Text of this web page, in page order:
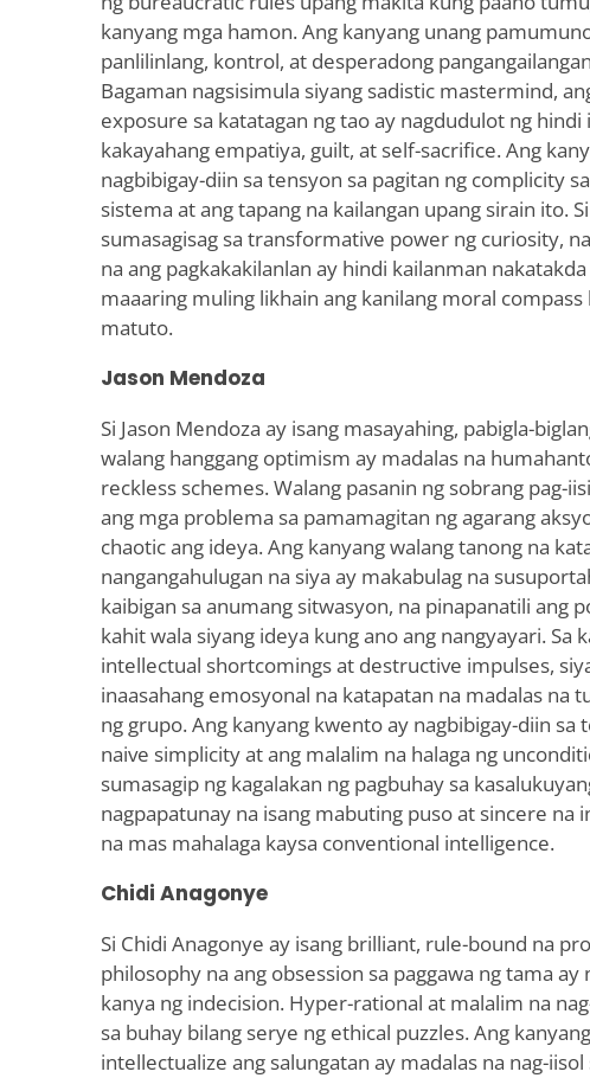
kanyang mga hamon. Ang kanyang unang
panlilinlang, kontrol, at desperadong
Bagaman nagsisimula siyang sadistic mastermind,
exposure sa katatagan ng tao ay nagdudulot ng hindi
kakayahang empatiya, guilt, at self-sacrifice. Ang
nagbibigay-diin sa tensyon sa pagitan ng complicity
sistema at ang tapang na kailangan upang sirain ito.
sumasagisag sa transformative power ng curiosity,
na ang pagkakakilanlan ay hindi kailanman
maaaring muling likhain ang kanilang moral compass
matuto.
Jason Mendoza
Si Jason Mendoza ay isang masayahing, pabigla-
walang hanggang optimism ay madalas na
reckless schemes. Walang pasanin ng sobrang pag-
ang mga problema sa pamamagitan ng agarang
chaotic ang ideya. Ang kanyang walang tanong na
nangangahulugan na siya ay makabulag na
kaibigan sa anumang sitwasyon, na pinapanatili ang
kahit wala siyang ideya kung ano ang nangyayari. Sa
intellectual shortcomings at destructive impulses,
inaasahang emosyonal na katapatan na madalas na
ng grupo. Ang kanyang kwento ay nagbibigay-diin sa
naive simplicity at ang malalim na halaga ng
sumasagip ng kagalakan ng pagbuhay sa
nagpapatunay na isang mabuting puso at sincere na
na mas mahalaga kaysa conventional intelligence.
Chidi Anagonye
Si Chidi Anagonye ay isang brilliant, rule-bound na
philosophy na ang obsession sa paggawa ng tama ay
kanya ng indecision. Hyper-rational at malalim na
sa buhay bilang serye ng ethical puzzles. Ang
intellectualize ang salungatan ay madalas na nag-